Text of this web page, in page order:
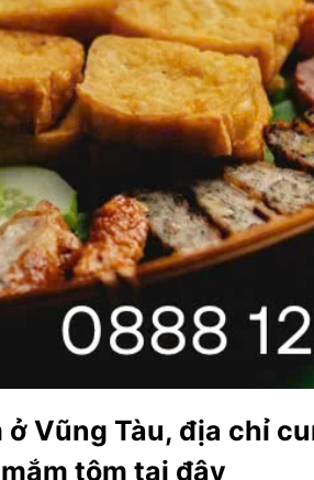
ở Vũng Tàu, địa chỉ
tôm tại đây